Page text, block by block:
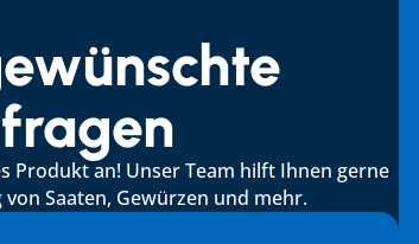
Produkt an! Unser Team hilft Ihnen gerne
Saaten, Gewürzen und mehr.